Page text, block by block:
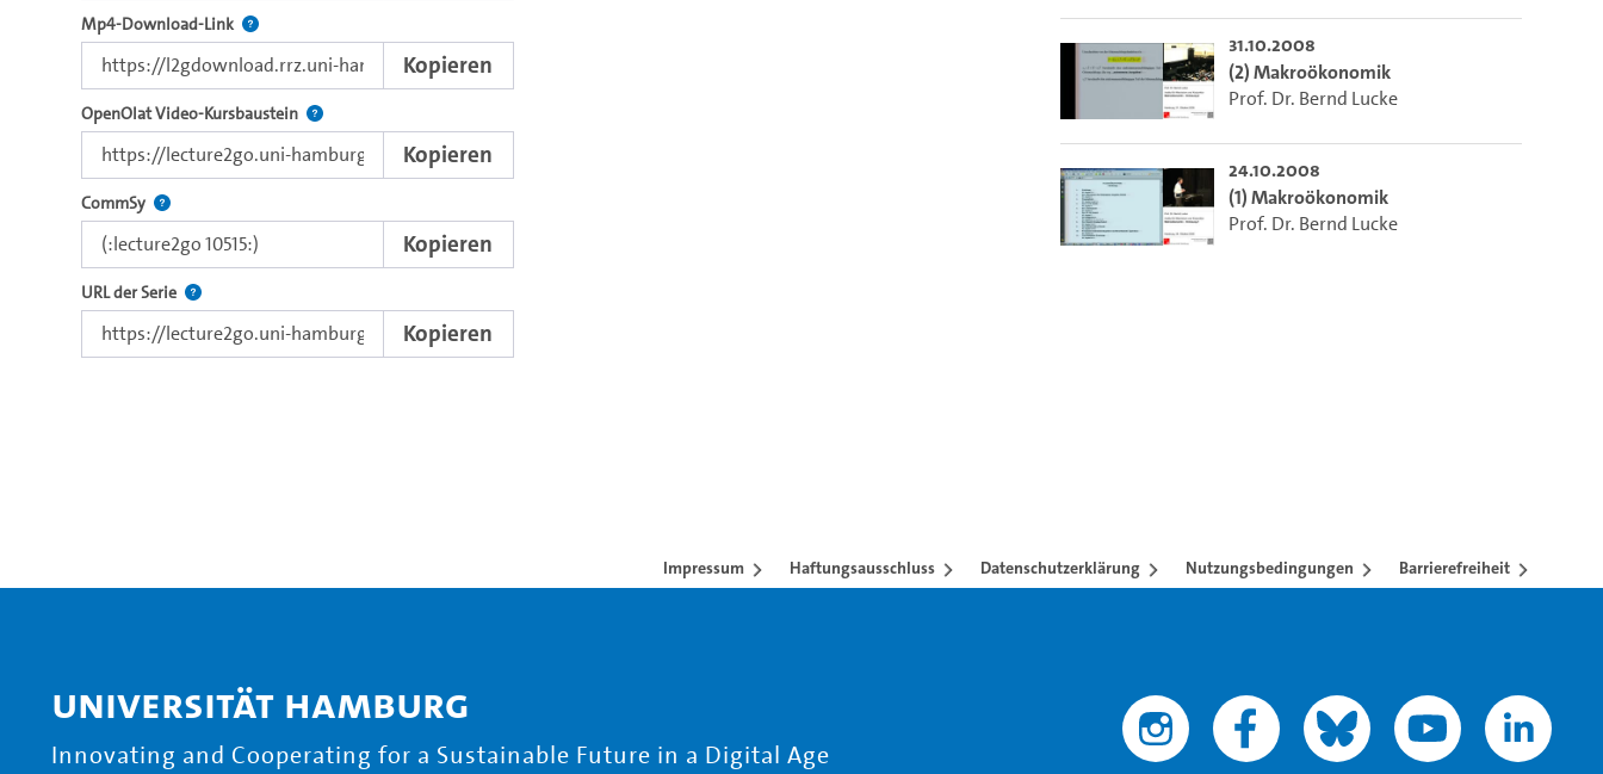
Mp4-Download-Link Kopieren Sie den Download-Link dieses Videos.
Kopieren
OpenOlat Video-Kursbaustein Verwenden Sie diesen Link, um ein Video in den OpenOlat Video-Baustein einzubetten.
Kopieren
CommSy Nutzen Sie diesen Code, um das Video in CommSy einzubetten.
Kopieren
URL der Serie Der Link zur Serie.
Kopieren
31.10.2008
(2) Makroökonomik
Prof. Dr. Bernd Lucke
24.10.2008
(1) Makroökonomik
Prof. Dr. Bernd Lucke
Impressum Haftungsausschluss Datenschutzerklärung Nutzungsbedingungen Barrierefreiheit
Universität Hamburg
Innovating and Cooperating for a Sustainable Future in a Digital Age